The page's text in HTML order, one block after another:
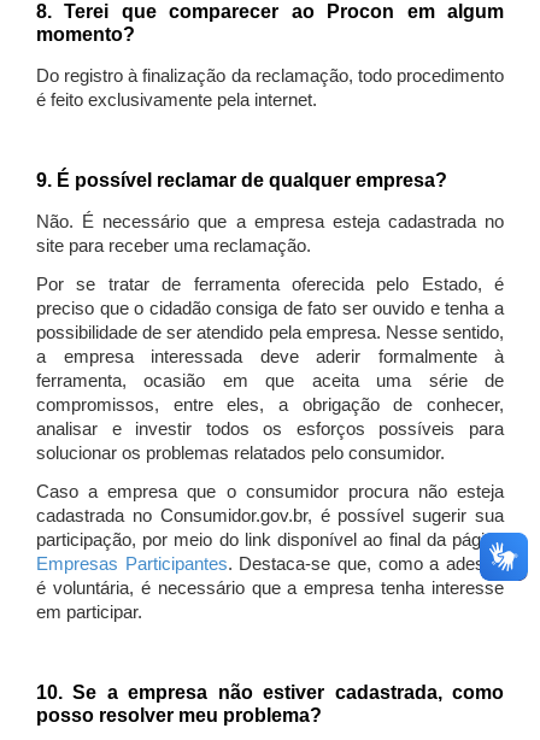
8. Terei que comparecer ao Procon em algum
momento?
Do registro à finalização da reclamação, todo procedimento
é feito exclusivamente pela internet.
9. É possível reclamar de qualquer empresa?
Não. É necessário que a empresa esteja cadastrada no
site para receber uma reclamação.
Por se tratar de ferramenta oferecida pelo Estado, é
preciso que o cidadão consiga de fato ser ouvido e tenha a
possibilidade de ser atendido pela empresa. Nesse sentido,
a empresa interessada deve aderir formalmente à
ferramenta, ocasião em que aceita uma série de
compromissos, entre eles, a obrigação de conhecer,
analisar e investir todos os esforços possíveis para
solucionar os problemas relatados pelo consumidor.
Caso a empresa que o consumidor procura não esteja
cadastrada no Consumidor.gov.br, é possível sugerir sua
participação, por meio do link disponível ao final da página
Empresas Participantes. Destaca-se que, como a adesão
é voluntária, é necessário que a empresa tenha interesse
em participar.
10. Se a empresa não estiver cadastrada, como
posso resolver meu problema?